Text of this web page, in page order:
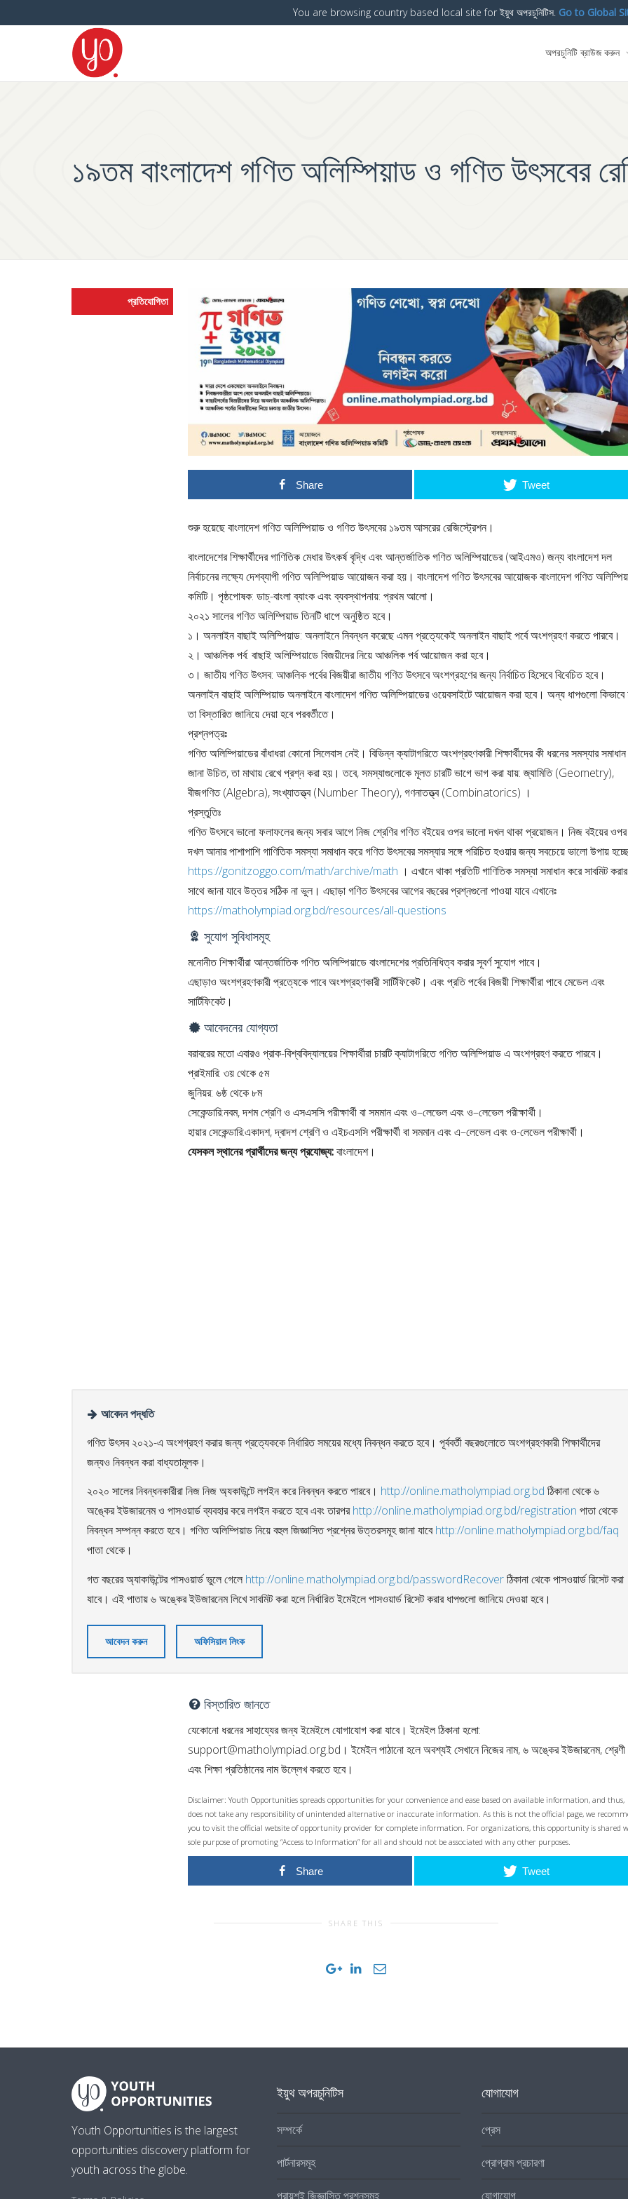
অপরচুনিটি ব্রাউজ করুন
১৯তম বাংলাদেশ গণিত অলিম্পিয়াড ও গণিত উৎসবের
প্রতিযোগিতা
Share Tweet
শুরু হয়েছে বাংলাদেশ গণিত অলিম্পিয়াড ও গণিত উৎসবের ১৯তম আসরের রেজিস্ট্রেশন।
বাংলাদেশের শিক্ষার্থীদের গাণিতিক মেধার উৎকর্ষ বৃদ্ধি এবং আন্তর্জাতিক গণিত অলিম্পিয়াডের (আইএমও) জন্য বাংলাদেশ দল
নির্বাচনের লক্ষ্যে দেশব্যাপী গণিত অলিম্পিয়াড আয়োজন করা হয়। বাংলাদেশ গণিত উৎসবের আয়োজক বাংলাদেশ গণিত
কমিটি। পৃষ্ঠপোষক: ডাচ্‌-বাংলা ব্যাংক এবং ব্যবস্থাপনায়: প্রথম আলো।
২০২১ সালের গণিত অলিম্পিয়াড তিনটি ধাপে অনুষ্ঠিত হবে।
১। অনলাইন বাছাই অলিম্পিয়াড: অনলাইনে নিবন্ধন করেছে এমন প্রত্যেকেই অনলাইন বাছাই পর্বে অংশগ্রহণ করতে পারবে।
২। আঞ্চলিক পর্ব: বাছাই অলিম্পিয়াডে বিজয়ীদের নিয়ে আঞ্চলিক পর্ব আয়োজন করা হবে।
৩। জাতীয় গণিত উৎসব: আঞ্চলিক পর্বের বিজয়ীরা জাতীয় গণিত উৎসবে অংশগ্রহণের জন্য নির্বাচিত হিসেবে বিবেচিত হবে।
অনলাইন বাছাই অলিম্পিয়াড অনলাইনে বাংলাদেশ গণিত অলিম্পিয়াডের ওয়েবসাইটে আয়োজন করা হবে। অন্য ধাপগুলো কিভাবে
তা বিস্তারিত জানিয়ে দেয়া হবে পরবর্তীতে।
প্রশ্নপত্রঃ
গণিত অলিম্পিয়াডের বাঁধাধরা কোনো সিলেবাস নেই। বিভিন্ন ক্যাটাগরিতে অংশগ্রহণকারী শিক্ষার্থীদের কী ধরনের সমস্যার সমাধান
জানা উচিত, তা মাথায় রেখে প্রশ্ন করা হয়। তবে, সমস্যাগুলোকে মূলত চারটি ভাগে ভাগ করা যায়: জ্যামিতি (Geometry),
বীজগণিত (Algebra), সংখ্যাতত্ত্ব (Number Theory), গণনাতত্ত্ব (Combinatorics) ।
প্রস্তুতিঃ
গণিত উৎসবে ভালো ফলাফলের জন্য সবার আগে নিজ শ্রেণির গণিত বইয়ের ওপর ভালো দখল থাকা প্রয়োজন। নিজ বইয়ের ওপর
দখল আনার পাশাপাশি গাণিতিক সমস্যা সমাধান করে গণিত উৎসবের সমস্যার সঙ্গে পরিচিত হওয়ার জন্য সবচেয়ে ভালো উপায়
https://gonitzoggo.com/math/archive/math । এখানে থাকা প্রতিটি গাণিতিক সমস্যা সমাধান করে সাবমিট করার
সাথে জানা যাবে উত্তর সঠিক না ভুল। এছাড়া গণিত উৎসবের আগের বছরের প্রশ্নগুলো পাওয়া যাবে এখানেঃ
https://matholympiad.org.bd/resources/all-questions
সুযোগ সুবিধাসমূহ
মনোনীত শিক্ষার্থীরা আন্তর্জাতিক গণিত অলিম্পিয়াডে বাংলাদেশের প্রতিনিধিত্ব করার সূবর্ণ সুযোগ পাবে।
এছাড়াও অংশগ্রহণকারী প্রত্যেকে পাবে অংশগ্রহণকারী সার্টিফিকেট। এবং প্রতি পর্বের বিজয়ী শিক্ষার্থীরা পাবে মেডেল এবং
সার্টিফিকেট।
আবেদনের যোগ্যতা
বরাবরের মতো এবারও প্রাক-বিশ্ববিদ্যালয়ের শিক্ষার্থীরা চারটি ক্যাটাগরিতে গণিত অলিম্পিয়াড এ অংশগ্রহণ করতে পারবে।
প্রাইমারি: ৩য় থেকে ৫ম
জুনিয়র: ৬ষ্ঠ থেকে ৮ম
সেকেন্ডারি:নবম, দশম শ্রেণি ও এসএসসি পরীক্ষার্থী বা সমমান এবং ও–লেভেল এবং ও–লেভেল পরীক্ষার্থী।
হায়ার সেকেন্ডারি:একাদশ, দ্বাদশ শ্রেণি ও এইচএসসি পরীক্ষার্থী বা সমমান এবং এ–লেভেল এবং ও-লেভেল পরীক্ষার্থী।
যেসকল স্থানের প্রার্থীদের জন্য প্রযোজ্য:বাংলাদেশ।
আবেদন পদ্ধতি
গণিত উৎসব ২০২১-এ অংশগ্রহণ করার জন্য প্রত্যেককে নির্ধারিত সময়ের মধ্যে নিবন্ধন করতে হবে। পূর্ববর্তী বছরগুলোতে অংশগ্রহণকারী শিক্ষার্থীদের
জন্যও নিবন্ধন করা বাধ্যতামূলক।
২০২০ সালের নিবন্ধনকারীরা নিজ নিজ অ্যকাউন্টে লগইন করে নিবন্ধন করতে পারবে। http://online.matholympiad.org.bd ঠিকানা থেকে ৬
অঙ্কের ইউজারনেম ও পাসওয়ার্ড ব্যবহার করে লগইন করতে হবে এবং তারপরhttp://online.matholympiad.org.bd/registration পাতা থেকে
নিবন্ধন সম্পন্ন করতে হবে। গণিত অলিম্পিয়াড নিয়ে বহুল জিজ্ঞাসিত প্রশ্নের উত্তরসমূহ জানা যাবেhttp://online.matholympiad.org.bd/faq
পাতা থেকে।
গত বছরের অ্যাকাউন্টের পাসওয়ার্ড ভুলে গেলে http://online.matholympiad.org.bd/passwordRecoverঠিকানা থেকে পাসওয়ার্ড রিসেট করা
যাবে। এই পাতায় ৬ অঙ্কের ইউজারনেম লিখে সাবমিট করা হলে নির্ধারিত ইমেইলে পাসওয়ার্ড রিসেট করার ধাপগুলো জানিয়ে দেওয়া হবে।
আবেদন করুন অফিসিয়াল লিংক
বিস্তারিত জানতে
যেকোনো ধরনের সাহায্যের জন্য ইমেইলে যোগাযোগ করা যাবে। ইমেইল ঠিকানা হলো:
support@matholympiad.org.bd । ইমেইল পাঠানো হলে অবশ্যই সেখানে নিজের নাম, ৬ অঙ্কের ইউজারনেম, শ্রেণী
এবং শিক্ষা প্রতিষ্ঠানের নাম উল্লেখ করতে হবে।
Disclaimer: Youth Opportunities spreads opportunities for your convenience and ease based on available information, and thus,
does not take any responsibility of unintended alternative or inaccurate information. As this is not the official page, we
you to visit the official website of opportunity provider for complete information. For organizations, this opportunity is shared
sole purpose of promoting “Access to Information” for all and should not be associated with any other purposes.
Share Tweet
SHARE THIS
Youth Opportunities is the largest
opportunities discovery platform for
youth across the globe.
ইয়ুথ অপরচুনিটিস
সম্পর্কে
পার্টনারসমূহ
প্রায়শই জিজ্ঞাসিত প্রশ্নসমূহ
যোগাযোগ
প্রেস
প্রোগ্রাম প্রচারণা
যোগাযোগ
You are browsing country based local site for ইয়ুথ অপরচুনিটিস. Go to Global